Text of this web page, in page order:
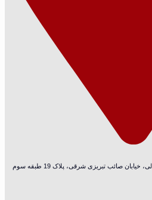
صائب تبریزی شرقی، پلاک 19 طبقه سوم